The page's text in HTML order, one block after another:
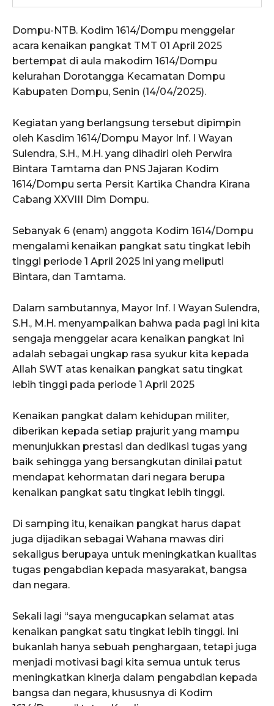
Dompu-NTB. Kodim 1614/Dompu menggelar
acara kenaikan pangkat TMT 01 April 2025
bertempat di aula makodim 1614/Dompu
kelurahan Dorotangga Kecamatan Dompu
Kabupaten Dompu, Senin (14/04/2025).
Kegiatan yang berlangsung tersebut dipimpin
oleh Kasdim 1614/Dompu Mayor Inf. I Wayan
Sulendra, S.H., M.H. yang dihadiri oleh Perwira
Bintara Tamtama dan PNS Jajaran Kodim
1614/Dompu serta Persit Kartika Chandra Kirana
Cabang XXVIII Dim Dompu.
Sebanyak 6 (enam) anggota Kodim 1614/Dompu
mengalami kenaikan pangkat satu tingkat lebih
tinggi periode 1 April 2025 ini yang meliputi
Bintara, dan Tamtama.
Dalam sambutannya, Mayor Inf. I Wayan Sulendra,
S.H., M.H. menyampaikan bahwa pada pagi ini kita
sengaja menggelar acara kenaikan pangkat Ini
adalah sebagai ungkap rasa syukur kita kepada
Allah SWT atas kenaikan pangkat satu tingkat
lebih tinggi pada periode 1 April 2025
Kenaikan pangkat dalam kehidupan militer,
diberikan kepada setiap prajurit yang mampu
menunjukkan prestasi dan dedikasi tugas yang
baik sehingga yang bersangkutan dinilai patut
mendapat kehormatan dari negara berupa
kenaikan pangkat satu tingkat lebih tinggi.
Di samping itu, kenaikan pangkat harus dapat
juga dijadikan sebagai Wahana mawas diri
sekaligus berupaya untuk meningkatkan kualitas
tugas pengabdian kepada masyarakat, bangsa
dan negara.
Sekali lagi “saya mengucapkan selamat atas
kenaikan pangkat satu tingkat lebih tinggi. Ini
bukanlah hanya sebuah penghargaan, tetapi juga
menjadi motivasi bagi kita semua untuk terus
meningkatkan kinerja dalam pengabdian kepada
bangsa dan negara, khususnya di Kodim